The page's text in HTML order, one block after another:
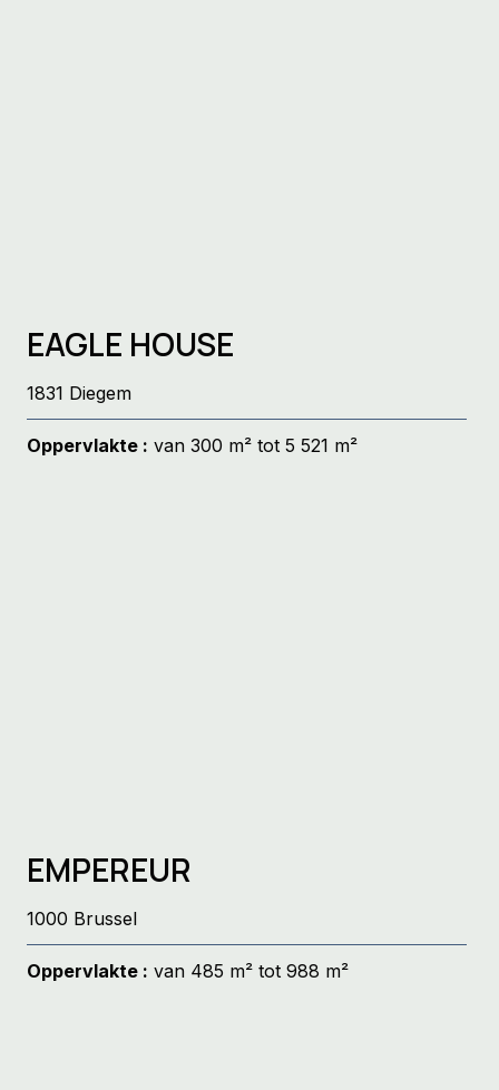
EAGLE HOUSE
1831 Diegem
Oppervlakte : van 300 m² tot 5 521 m²
EMPEREUR
1000 Brussel
Oppervlakte : van 485 m² tot 988 m²